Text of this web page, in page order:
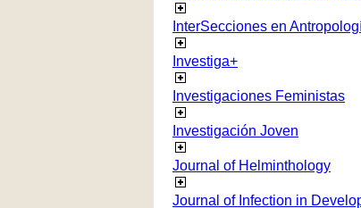
InterSecciones en
Investiga+
Investigaciones Feministas
Investigación Joven
Journal of Helminthology
Journal of Infection in